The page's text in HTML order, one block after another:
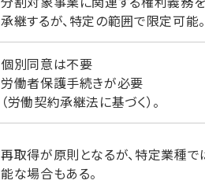
承継するが、特定の範囲で限定可能。
個別同意は不要
労働者保護手続きが必要
（労働契約承継法に基づく）。
再取得が原則となるが、特定業種で
能な場合もある。